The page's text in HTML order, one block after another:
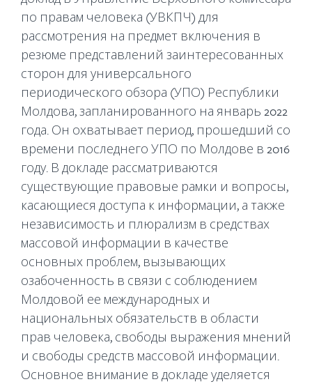
по правам человека (УВКПЧ) для
рассмотрения на предмет включения в
резюме представлений заинтересованных
сторон для универсального
периодического обзора (УПО) Республики
Молдова, запланированного на январь 2022
года. Он охватывает период, прошедший со
времени последнего УПО по Молдове в 2016
году. В докладе рассматриваются
существующие правовые рамки и вопросы,
касающиеся доступа к информации, а также
независимость и плюрализм в средствах
массовой информации в качестве
основных проблем, вызывающих
озабоченность в связи с соблюдением
Молдовой ее международных и
национальных обязательств в области
прав человека, свободы выражения мнений
и свободы средств массовой информации.
Основное внимание в докладе уделяется